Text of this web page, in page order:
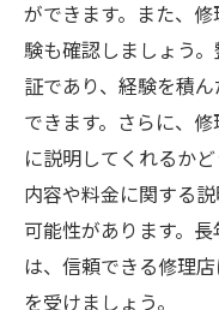
ができます。また、
験も確認しましょう
証であり、経験を積
できます。さらに、
に説明してくれるか
内容や料金に関する
可能性があります。
は、信頼できる修理
を受けましょう。